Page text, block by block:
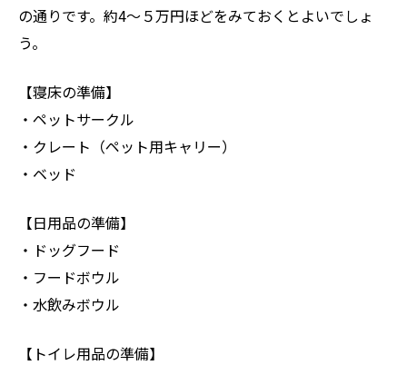
の通りです。約4～５万円ほどをみておくとよいでしょ
う。
【寝床の準備】
・ペットサークル
・クレート（ペット用キャリー）
・ベッド
【日用品の準備】
・ドッグフード
・フードボウル
・水飲みボウル
【トイレ用品の準備】